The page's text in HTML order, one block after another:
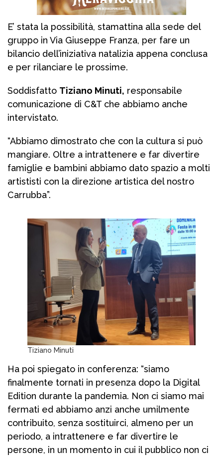
E’ stata la possibilità, stamattina alla sede del
gruppo in Via Giuseppe Franza, per fare un
bilancio dell’iniziativa natalizia appena conclusa
e per rilanciare le prossime.
Soddisfatto Tiziano Minuti, responsabile
comunicazione di C&T che abbiamo anche
intervistato.
“Abbiamo dimostrato che con la cultura si può
mangiare. Oltre a intrattenere e far divertire
famiglie e bambini abbiamo dato spazio a molti
artististi con la direzione artistica del nostro
Carrubba”.
Tiziano Minuti
Ha poi spiegato in conferenza: “siamo
finalmente tornati in presenza dopo la Digital
Edition durante la pandemia. Non ci siamo mai
fermati ed abbiamo anzi anche umilmente
contribuito, senza sostituirci, almeno per un
periodo, a intrattenere e far divertire le
persone, in un momento in cui il pubblico non ci